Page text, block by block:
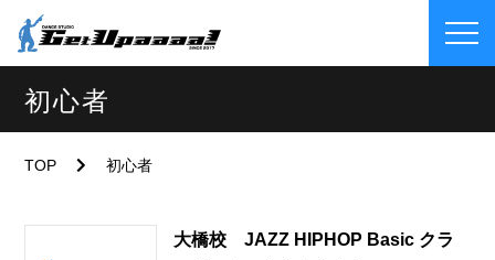
初心者
TOP 初心者
大橋校 JAZZ HIPHOP Basic クラ